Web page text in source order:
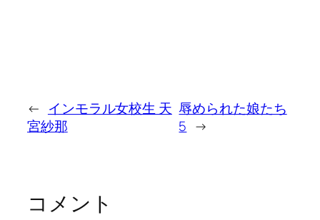
← インモラル女校生 天
宮紗那
辱められた娘たち
5 →
コメント